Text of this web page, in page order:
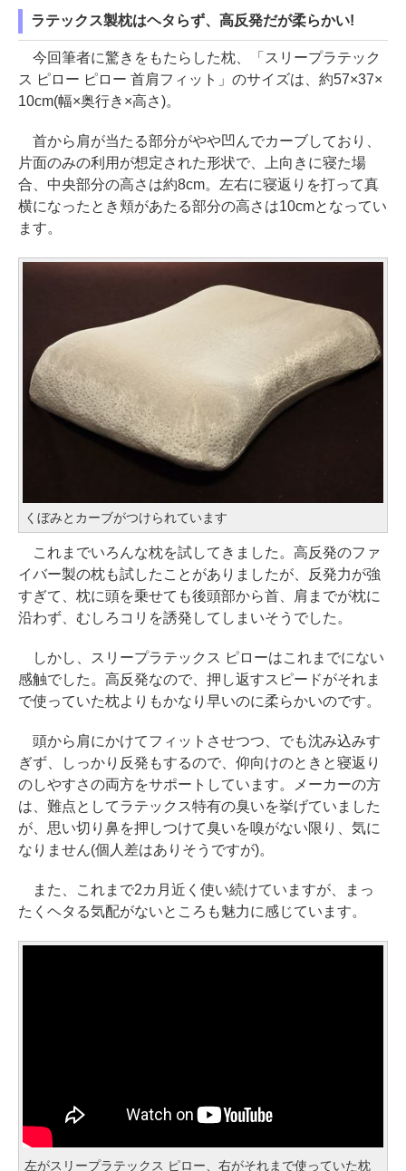
ラテックス製枕はヘタらず、高反発だが柔らかい!
今回筆者に驚きをもたらした枕、「スリープラテック
ス ピロー ピロー 首肩フィット」のサイズは、約57×37×
10cm(幅×奥行き×高さ)。
首から肩が当たる部分がやや凹んでカーブしており、
片面のみの利用が想定された形状で、上向きに寝た場
合、中央部分の高さは約8cm。左右に寝返りを打って真
横になったとき頬があたる部分の高さは10cmとなってい
ます。
くぼみとカーブがつけられています
これまでいろんな枕を試してきました。高反発のファ
イバー製の枕も試したことがありましたが、反発力が強
すぎて、枕に頭を乗せても後頭部から首、肩までが枕に
沿わず、むしろコリを誘発してしまいそうでした。
しかし、スリープラテックス ピローはこれまでにない
感触でした。高反発なので、押し返すスピードがそれま
で使っていた枕よりもかなり早いのに柔らかいのです。
頭から肩にかけてフィットさせつつ、でも沈み込みす
ぎず、しっかり反発もするので、仰向けのときと寝返り
のしやすさの両方をサポートしています。メーカーの方
は、難点としてラテックス特有の臭いを挙げていました
が、思い切り鼻を押しつけて臭いを嗅がない限り、気に
なりません(個人差はありそうですが)。
また、これまで2カ月近く使い続けていますが、まっ
たくヘタる気配がないところも魅力に感じています。
左がスリープラテックス ピロー、右がそれまで使っていた枕